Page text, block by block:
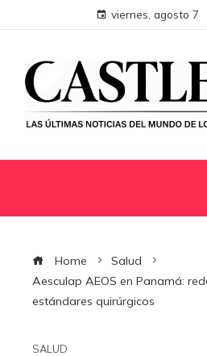
viernes, agosto 7
Home
Salud
Aesculap AEOS en Panamá:
estándares quirúrgicos
SALUD